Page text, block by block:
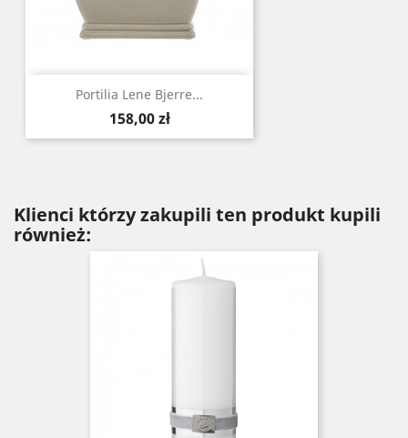
Portilia Lene Bjerre...
Cena
158,00 zł
Klienci którzy zakupili ten produkt kupili
również: